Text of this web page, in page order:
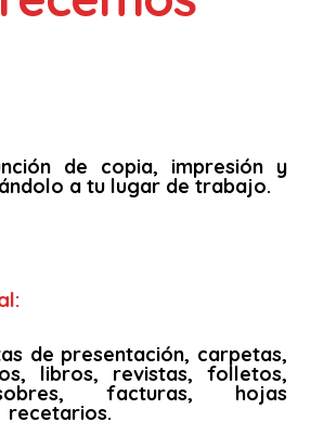
de copia, impresión y
a tu lugar de trabajo.
de presentación, carpetas,
libros, revistas, folletos,
facturas, hojas
recetarios.